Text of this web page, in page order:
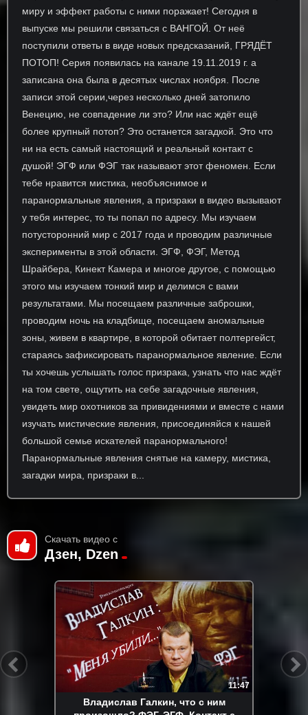
миру и эффект работы с ними поражает! Сегодня в
выпуске мы решили связаться с ВАНГОЙ. От неё
поступили ответы в виде новых предсказаний, ГРЯДЁТ
ПОТОП! Серия появилась на канале 19.11.2019 г. а
записана она была в десятых числах ноября. После
записи этой серии,через несколько дней затопило
Венецию, не совпадение ли это? Или нас ждёт ещё
более крупный потоп? Это останется загадкой. Это что
ни на есть самый настоящий и реальный контакт с
душой! ЭГФ или ФЭГ так называют этот феномен. Если
тебе нравится мистика, необъяснимое и
паранормальные явления, а призраки в видео вызывают
у тебя интерес, то ты попал по адресу. Мы изучаем
потусторонний мир с 2017 года и проводим различные
эксперименты в этой области. ЭГФ, ФЭГ, Метод
Шрайбера, Кинект Камера и многое другое, с помощью
этого мы изучаем тонкий мир и делимся с вами
результатами. Мы посещаем различные заброшки,
проводим ночь на кладбище, посещаем аномальные
зоны, живем в квартире, в которой обитает полтергейст,
стараясь зафиксировать паранормальное явление. Если
ты хочешь услышать голос призрака, узнать что нас ждёт
на том свете, ощутить на себе загадочные явления,
увидеть мир охотников за привидениями и вместе с нами
изучать мистические явления, присоединяйся к нашей
большой семье искателей паранормального!
Паранормальные явления снятые на камеру, мистика,
загадки мира, призраки в...
Скачать видео с
Дзен, Dzen
11:47
Владислав Галкин, что с ним